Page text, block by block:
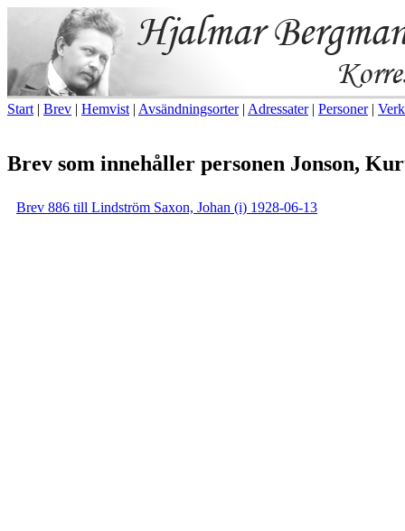
Start | Brev | Hemvist | Avsändningsorter| Adressater| Personer| Verk
Brev som innehåller personen Jonson,
Brev 886 till Lindström Saxon, Johan (i) 1928-06-13